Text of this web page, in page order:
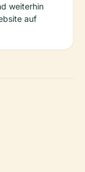
weiterhin
auf